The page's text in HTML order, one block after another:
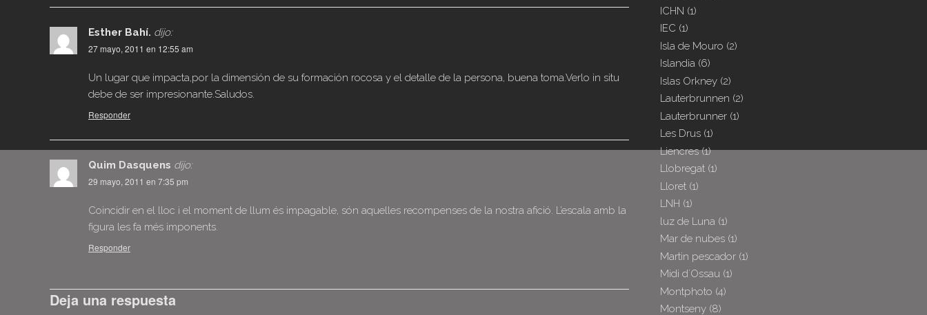
Esther Bahí. dijo:
27 mayo, 2011 en 12:55 am
Un lugar que impacta,por la dimensión de su formación rocosa y el detalle de la persona, buena toma.Verlo in situ
debe de ser impresionante.Saludos.
Responder
Quim Dasquens dijo:
29 mayo, 2011 en 7:35 pm
Coincidir en el lloc i el moment de llum és impagable, són aquelles recompenses de la nostra afició. L’escala amb la
figura les fa més imponents.
Responder
Deja una respuesta
ICHN (1)
IEC (1)
Isla de Mouro (2)
Islandia (6)
Islas Orkney (2)
Lauterbrunnen (2)
Lauterbrunner (1)
Les Drus (1)
Liencres(1)
Llobregat (1)
Lloret (1)
LNH (1)
luz de Luna (1)
Mar de nubes (1)
Martin pescador (1)
Midi d´Ossau (1)
Montphoto (4)
Montseny (8)